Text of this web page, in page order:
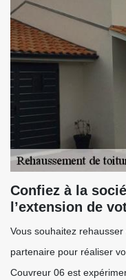
Confiez à la
l’extension de
Vous souhaitez
partenaire pour réaliser
Couvreur 06 est